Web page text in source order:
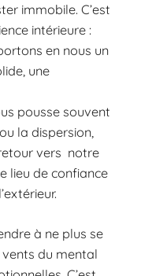
immobile. C’est
intérieure :
en nous un
une
pousse souvent
la dispersion,
vers notre
lieu de confiance
à ne plus se
du mental